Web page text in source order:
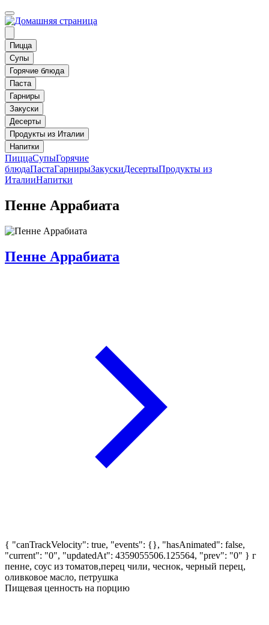
Пицца
Супы
Горячие блюда
Паста
Гарниры
Закуски
Десерты
Продукты из Италии
Напитки
ПиццаСупыГорячие
блюдаПастаГарнирыЗакускиДесертыПродукты из
ИталииНапитки
Пенне Аррабиата
Пенне Аррабиата
{ "canTrackVelocity": true, "events": {}, "hasAnimated": false,
"current": "0", "updatedAt": 4359055506.125564, "prev": "0" } г
пенне, соус из томатов,перец чили, чеснок, черный перец,
оливковое масло, петрушка
Пищевая ценность на порцию